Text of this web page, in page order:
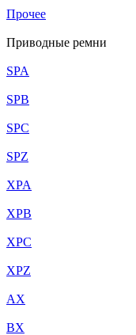
Прочее
Приводные ремни
SPA
SPB
SPC
SPZ
XPA
XPB
XPC
XPZ
AX
BX